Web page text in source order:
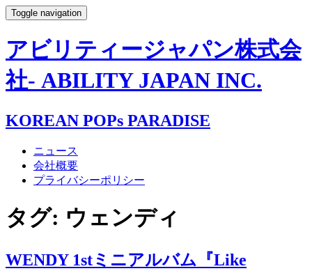
Toggle navigation
アビリティージャパン株式会
社- ABILITY JAPAN INC.
KOREAN POPs PARADISE
ニュース
会社概要
プライバシーポリシー
タグ: ウェンディ
WENDY 1stミニアルバム『Like